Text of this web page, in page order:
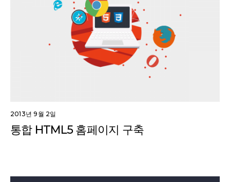
2013년 9월 2일
통합 HTML5 홈페이지 구축